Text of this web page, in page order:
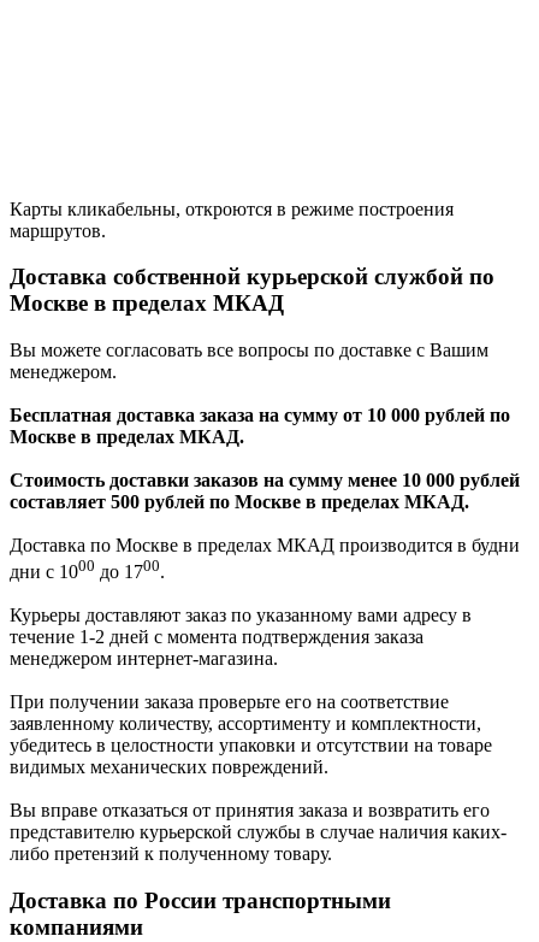
Карты кликабельны, откроются в режиме построения
маршрутов.
Доставка собственной курьерской службой по
Москве в пределах МКАД
Вы можете согласовать все вопросы по доставке с Вашим
менеджером.
Бесплатная доставка заказа на сумму от 10 000 рублей по
Москве в пределах МКАД.
Стоимость доставки заказов на сумму менее 10 000 рублей
составляет 500 рублей по Москве в пределах МКАД.
Доставка по Москве в пределах МКАД производится в будни
дни с 1000 до 1700.
Курьеры доставляют заказ по указанному вами адресу в
течение 1-2 дней с момента подтверждения заказа
менеджером интернет-магазина.
При получении заказа проверьте его на соответствие
заявленному количеству, ассортименту и комплектности,
убедитесь в целостности упаковки и отсутствии на товаре
видимых механических повреждений.
Вы вправе отказаться от принятия заказа и возвратить его
представителю курьерской службы в случае наличия каких-
либо претензий к полученному товару.
Доставка по России транспортными
компаниями